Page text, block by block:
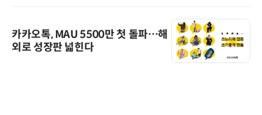
카카오톡, MAU 5500만 첫 돌파…해
외로 성장판 넓힌다